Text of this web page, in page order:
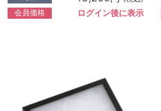
会員価格 ログイン後に表示